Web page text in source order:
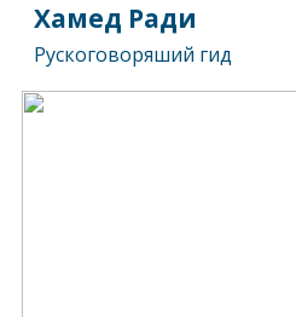
Хамед Ради
Рускоговоряший гид